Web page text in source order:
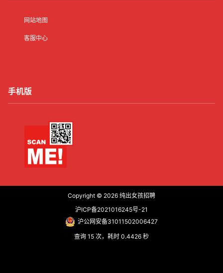
网站地图
客服中心
手机版
Copyright © 2026 纯出女孩招聘
沪ICP备2021016245号-21
沪公网安备31011502006427
查询 15 次，耗时 0.4426 秒